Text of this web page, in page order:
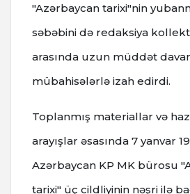
"Azərbaycan tarixi"nin
səbəbini də redaksiya
arasında uzun müddət
mübahisələrlə izah edirdi.
Toplanmış materiallar və
arayışlar əsasında 7 yanvar
Azərbaycan KP MK bürosu
tarixi" üç cildliyinin nəşri ilə